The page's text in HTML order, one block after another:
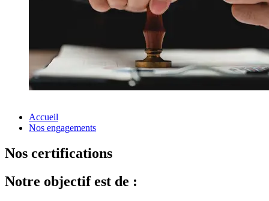
Accueil
Nos engagements
Nos certifications
Notre objectif est de :